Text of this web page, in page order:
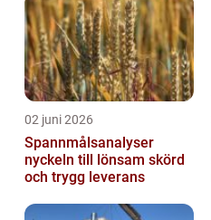
02 juni 2026
Spannmålsanalyser
nyckeln till lönsam skörd
och trygg leverans